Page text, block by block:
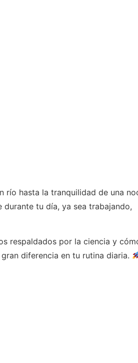
río hasta la tranquilidad de una
tu día, ya sea trabajando,
respaldados por la ciencia y
diferencia en tu rutina diaria.